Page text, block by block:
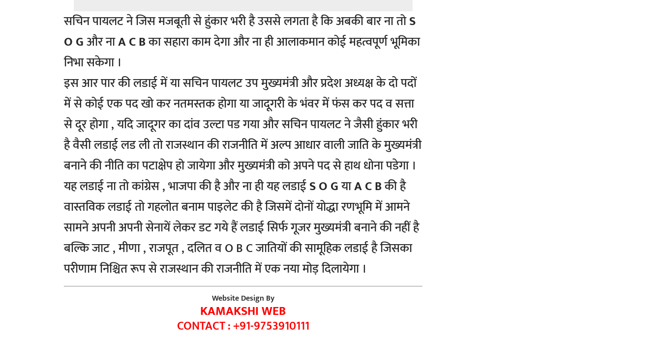
सचिन पायलट ने जिस मजबूती से हुंकार भरी है उससे लगता है कि अबकी बार ना तोS
O Gऔर नाA C Bका सहारा काम देगा और ना ही आलाकमान कोई महत्वपूर्ण भूमिका
निभा सकेगा ।
इस आर पार की लडाई में या सचिन पायलट उप मुख्यमंत्री और प्रदेश अध्यक्ष के दो पदों
में से कोई एक पद खो कर नतमस्तक होगा या जादूगरी के भंवर में फंस कर पद व सत्ता
से दूर होगा , यदि जादूगर का दांव उल्टा पड गया और सचिन पायलट ने जैसी हुंकार भरी
है वैसी लडाई लड ली तो राजस्थान की राजनीति में अल्प आधार वाली जाति के मुख्यमंत्री
बनाने की नीति का पटाक्षेप हो जायेगा और मुख्यमंत्री को अपने पद से हाथ धोना पडेगा ।
यह लडाई ना तो कांग्रेस , भाजपा की है और ना ही यह लडाईS O GयाA C Bकी है
वास्तविक लडाई तो गहलोत बनाम पाइलेट की है जिसमें दोनों योद्धा रणभूमि में आमने
सामने अपनी अपनी सेनायें लेकर डट गये हैं लडाई सिर्फ गूजर मुख्यमंत्री बनाने की नहीं है
बल्कि जाट , मीणा , राजपूत , दलित व O B C जातियों की सामूहिक लडाई है जिसका
परीणाम निश्चित रूप से राजस्थान की राजनीति में एक नया मोड़ दिलायेगा ।
Website Design By
KAMAKSHI WEB
CONTACT : +91-9753910111